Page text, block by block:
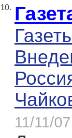
10.
11/11/